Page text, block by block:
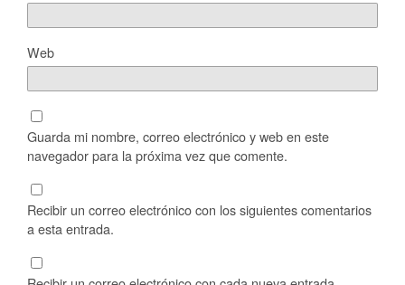
Web
Guarda mi nombre, correo electrónico y web en este
navegador para la próxima vez que comente.
Recibir un correo electrónico con los siguientes comentarios
a esta entrada.